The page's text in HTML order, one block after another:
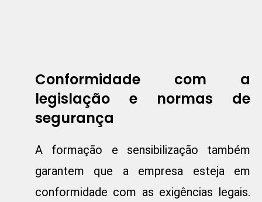
Conformidade com a
legislação e normas de
segurança
A formação e sensibilização também
garantem que a empresa esteja em
conformidade com as exigências legais.